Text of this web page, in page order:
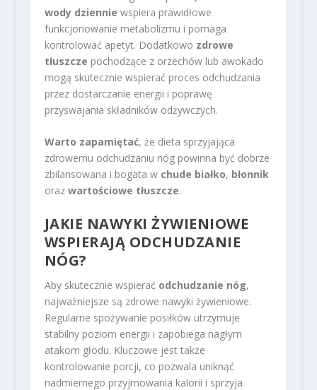
wody dziennie wspiera prawidłowe
funkcjonowanie metabolizmu i pomaga
kontrolować apetyt. Dodatkowo zdrowe
tłuszcze pochodzące z orzechów lub awokado
mogą skutecznie wspierać proces odchudzania
przez dostarczanie energii i poprawę
przyswajania składników odżywczych.
Warto zapamiętać, że dieta sprzyjająca
zdrowemu odchudzaniu nóg powinna być dobrze
zbilansowana i bogata w chude białko, błonnik
oraz wartościowe tłuszcze.
JAKIE NAWYKI ŻYWIENIOWE
WSPIERAJĄ ODCHUDZANIE
NÓG?
Aby skutecznie wspierać odchudzanie nóg,
najważniejsze są zdrowe nawyki żywieniowe.
Regularne spożywanie posiłków utrzymuje
stabilny poziom energii i zapobiega nagłym
atakom głodu. Kluczowe jest także
kontrolowanie porcji, co pozwala uniknąć
nadmiernego przyjmowania kalorii i sprzyja